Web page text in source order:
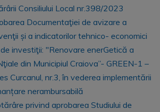
Consiliului Local nr.398/2023
Documentaţiei de avizare a
și a indicatorilor tehnico- economici
investiţii: "Renovare enerGetică a
din Municipiul Craiova”- GREEN-1 –
Curcanul, nr.3, în vederea implementării
nerambursabilă
privind aprobarea Studiului de